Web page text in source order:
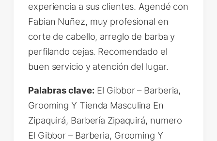
experiencia a sus clientes. Agendé con
Fabian Nuñez, muy profesional en
corte de cabello, arreglo de barba y
perfilando cejas. Recomendado el
buen servicio y atención del lugar.
Palabras clave: El Gibbor – Barberia,
Grooming Y Tienda Masculina En
Zipaquirá, Barbería Zipaquirá, numero
El Gibbor – Barberia, Grooming Y